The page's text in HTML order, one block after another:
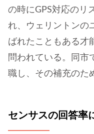
の時にGPS対応のリ
れ、ウェリントンの
ばれたこともある才
問われている。同市
職し、その補充のた
センサスの回答率